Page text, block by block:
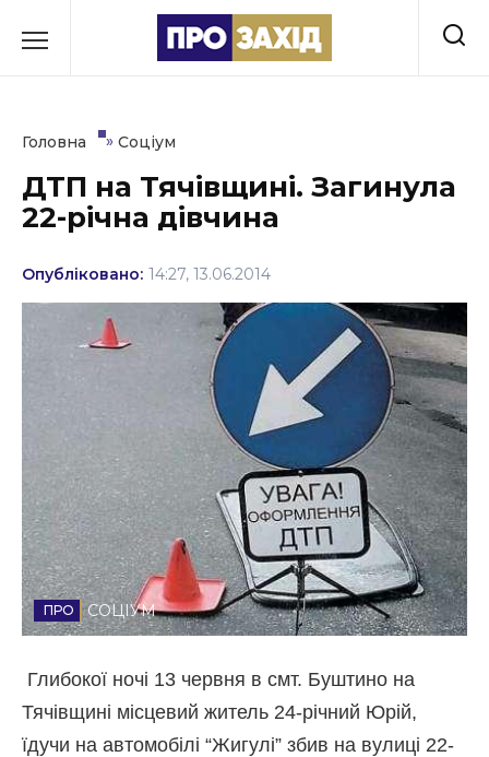
до
Культура
Освіта
Політика
Соціум
Спорт
Стиль життя
Втрачений Ужгород
Втрачений Ужгород (відеоверсія)
ЗАКАРПАТСЬКІ НОВИНИ
Головна » Соціум
ДТП на Тячівщині. Загинула
22-річна дівчина
Опубліковано: 14:27, 13.06.2014
СОЦІУМ
Глибокої ночі 13 червня в смт. Буштино на
Тячівщині місцевий житель 24-річний Юрій,
їдучи на автомобілі “Жигулі” збив на вулиці 22-